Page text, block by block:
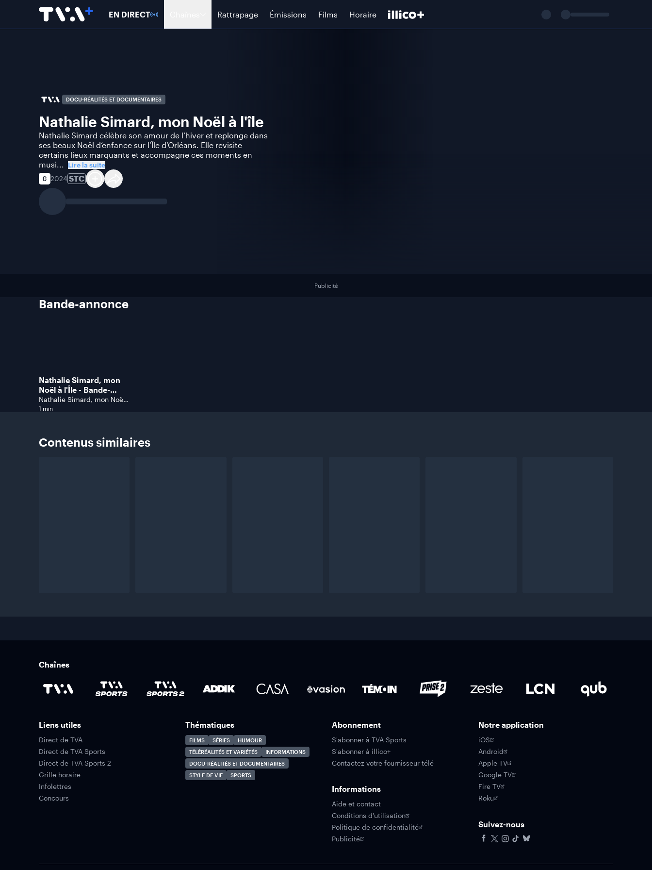
EN DIRECT Rattrapage Émissions Films Horaire
DOCU-RÉALITÉS ET DOCUMENTAIRES
Nathalie Simard, mon Noël à l'île
Nathalie Simard célèbre son amour de l’hiver et replonge dans
ses beaux Noël d’enfance sur l’Île d’Orléans. Elle revisite
certains lieux marquants et accompagne ces moments en
musi... Lire la suite
2024 STC
Publicité
Bande-annonce
Nathalie Simard, mon
Noël à l'Île - Bande-
annonce
Nathalie Simard, mon Noël
à l'île
1 min
Contenussimilaires
Chaînes
Liens utiles
Direct de TVA
Direct de TVA Sports
Direct de TVA Sports 2
Grille horaire
Infolettres
Concours
Thématiques
FILMS SÉRIES
HUMOUR
TÉLÉRÉALITÉS ET VARIÉTÉS
INFORMATIONS
DOCU-RÉALITÉS ET DOCUMENTAIRES
STYLE DE VIE
SPORTS
Abonnement
S'abonner à TVA Sports
S'abonner à illico+
Contactez votre fournisseur télé
Informations
Aide et contact
Conditions d'utilisation
Politique de confidentialité
Publicité
Notre application
iOS
Android
Apple TV
Google TV
Fire TV
Roku
Suivez-nous